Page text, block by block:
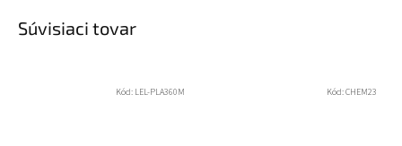
Súvisiaci tovar
Kód: LEL-PLA360M Kód:CHEM23